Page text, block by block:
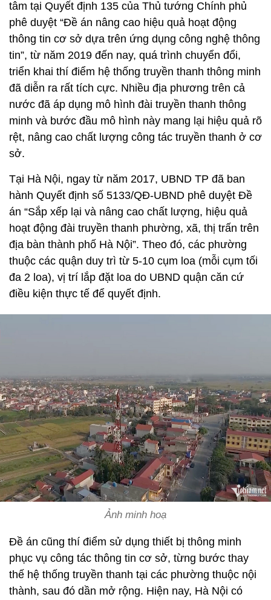
tâm tại Quyết định 135 của Thủ tướng Chính phủ
phê duyệt “Đề án nâng cao hiệu quả hoạt động
thông tin cơ sở dựa trên ứng dụng công nghệ thông
tin”, từ năm 2019 đến nay, quá trình chuyển đổi,
triển khai thí điểm hệ thống truyền thanh thông minh
đã diễn ra rất tích cực. Nhiều địa phương trên cả
nước đã áp dụng mô hình đài truyền thanh thông
minh và bước đầu mô hình này mang lại hiệu quả rõ
rệt, nâng cao chất lượng công tác truyền thanh ở cơ
sở.
Tại Hà Nội, ngay từ năm 2017, UBND TP đã ban
hành Quyết định số 5133/QĐ-UBND phê duyệt Đề
án “Sắp xếp lại và nâng cao chất lượng, hiệu quả
hoạt động đài truyền thanh phường, xã, thị trấn trên
địa bàn thành phố Hà Nội”. Theo đó, các phường
thuộc các quận duy trì từ 5-10 cụm loa (mỗi cụm tối
đa 2 loa), vị trí lắp đặt loa do UBND quận căn cứ
điều kiện thực tế để quyết định.
Ảnh minh hoạ
Đề án cũng thí điểm sử dụng thiết bị thông minh
phục vụ công tác thông tin cơ sở, từng bước thay
thế hệ thống truyền thanh tại các phường thuộc nội
thành, sau đó dần mở rộng. Hiện nay, Hà Nội có